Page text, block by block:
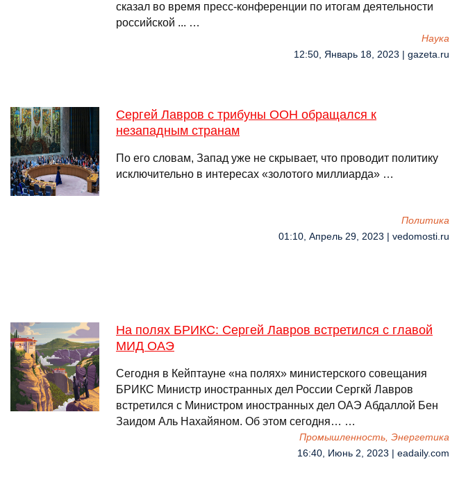
сказал во время пресс-конференции по итогам деятельности
российской ... …
Наука
12:50, Январь 18, 2023 | gazeta.ru
Сергей Лавров с трибуны ООН обращался к
незападным странам
По его словам, Запад уже не скрывает, что проводит политику
исключительно в интересах «золотого миллиарда» …
Политика
01:10, Апрель 29, 2023 | vedomosti.ru
На полях БРИКС: Сергей Лавров встретился с главой
МИД ОАЭ
Сегодня в Кейптауне «на полях» министерского совещания
БРИКС Министр иностранных дел России Сергкй Лавров
встретился с Министром иностранных дел ОАЭ Абдаллой Бен
Заидом Аль Нахайяном. Об этом сегодня… …
Промышленность, Энергетика
16:40, Июнь 2, 2023 | eadaily.com